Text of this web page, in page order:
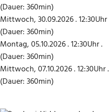
(Dauer: 360min)
Mittwoch, 30.09.2026 . 12:30Uhr
(Dauer: 360min)
Montag, 05.10.2026 . 12:30Uhr .
(Dauer: 360min)
Mittwoch, 07.10.2026 . 12:30Uhr .
(Dauer: 360min)